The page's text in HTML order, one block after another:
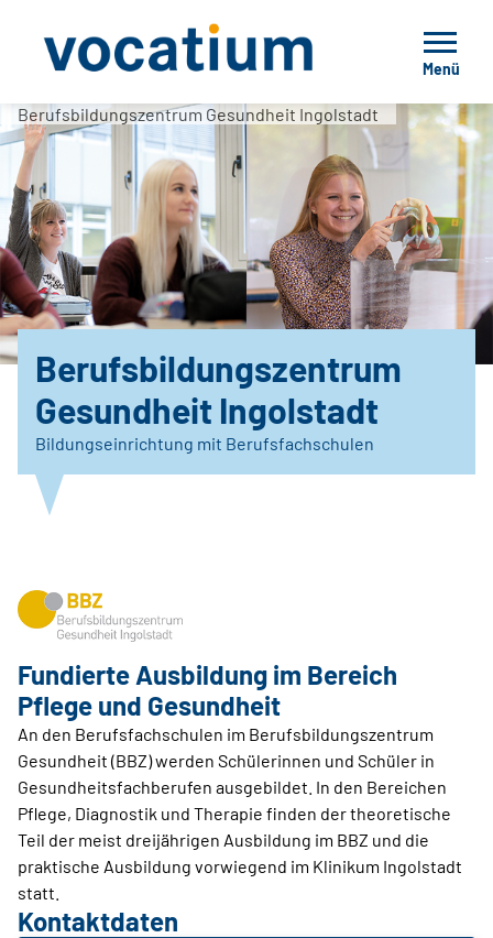
Menü
Berufsbildungszentrum Gesundheit Ingolstadt
Berufsbildungszentrum
Gesundheit Ingolstadt
Bildungseinrichtung mit Berufsfachschulen
Fundierte Ausbildung im Bereich
Pflege und Gesundheit
An den Berufsfachschulen im Berufsbildungszentrum
Gesundheit (BBZ) werden Schülerinnen und Schüler in
Gesundheitsfachberufen ausgebildet. In den Bereichen
Pflege, Diagnostik und Therapie finden der theoretische
Teil der meist dreijährigen Ausbildung im BBZ und die
praktische Ausbildung vorwiegend im Klinikum Ingolstadt
statt.
Kontaktdaten